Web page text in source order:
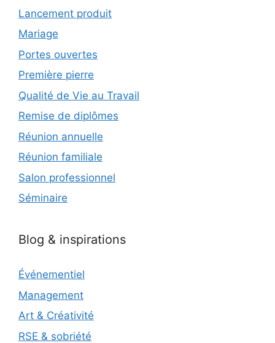
Lancement produit
Mariage
Portes ouvertes
Première pierre
Qualité de Vie au Travail
Remise de diplômes
Réunion annuelle
Réunion familiale
Salon professionnel
Séminaire
Blog & inspirations
Événementiel
Management
Art & Créativité
RSE & sobriété